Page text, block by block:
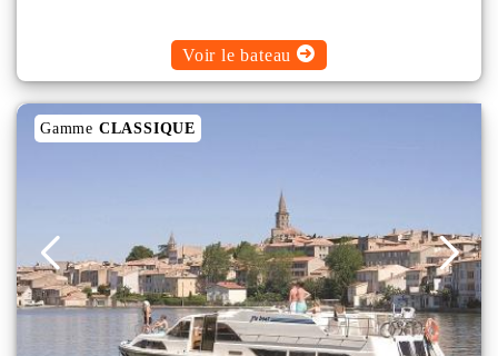
Voir le bateau
Gamme CLASSIQUE